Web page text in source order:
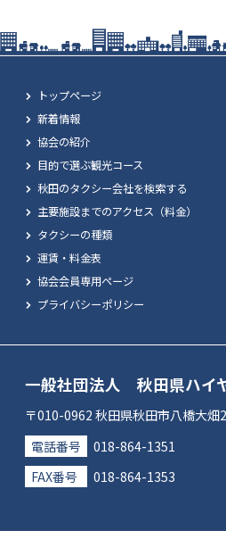
一般社団法人 秋田県ハイ
〒010-0962 秋田県秋田市八橋大畑
電話番号
018-864-1351
FAX番号
018-864-1353
トップページ
新着情報
協会の紹介
目的で選ぶ観光コース
秋田のタクシー会社を検索する
主要施設までのアクセス（料金）
タクシーの種類
運賃・料金表
協会会員専用ページ
プライバシーポリシー